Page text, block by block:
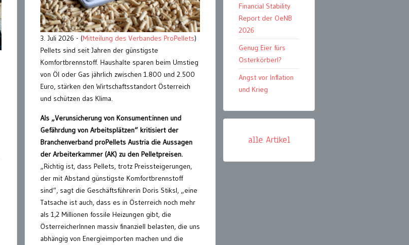
3. Juli 2026 - (Mitteilung des Verbandes ProPellets)
Pellets sind seit Jahren der günstigste
Komfortbrennstoff. Haushalte sparen beim Umstieg
von Öl oder Gas jährlich zwischen 1.800 und 2.500
Euro, stärken den Wirtschaftsstandort Österreich
und schützen das Klima.
Als „Verunsicherung von Konsument:innen und
Gefährdung von Arbeitsplätzen“ kritisiert der
Branchenverband proPellets Austria die Aussagen
der Arbeiterkammer (AK) zu den Pelletpreisen.
„Richtig ist, dass Pellets, trotz Preissteigerungen,
der mit Abstand günstigste Komfortbrennstoff
sind“, sagt die Geschäftsführerin Doris Stiksl, „eine
Tatsache ist auch, dass es in Österreich noch mehr
als 1,2 Millionen fossile Heizungen gibt, die
ÖsterreicherInnen massiv finanziell belasten, die uns
abhängig von Energieimporten machen und die
Financial Stability
Report der OeNB
2026
Genug Eier fürs
Osterkörberl?
Angst vor Inflation
und Krieg
alle Artikel